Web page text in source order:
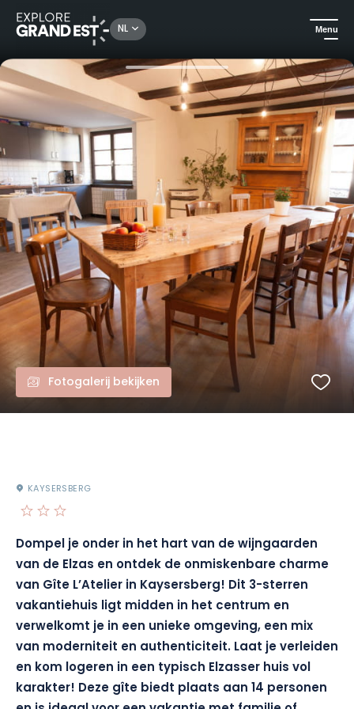
NL Menu
Kijk je ogen uit in de Grand Est Gîte L'Atelier in Kaysersberg
Fotogalerij bekijken
KAYSERSBERG
Dompel je onder in het hart van de wijngaarden
van de Elzas en ontdek de onmiskenbare charme
van Gîte L’Atelier in Kaysersberg! Dit 3-sterren
vakantiehuis ligt midden in het centrum en
verwelkomt je in een unieke omgeving, een mix
van moderniteit en authenticiteit. Laat je verleiden
en kom logeren in een typisch Elzasser huis vol
karakter! Deze gîte biedt plaats aan 14 personen